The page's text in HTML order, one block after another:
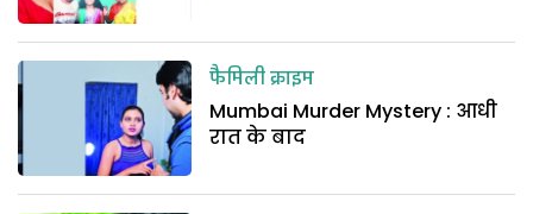
फैमिली क्राइम
Mumbai Murder Mystery : आधी
रात के बाद